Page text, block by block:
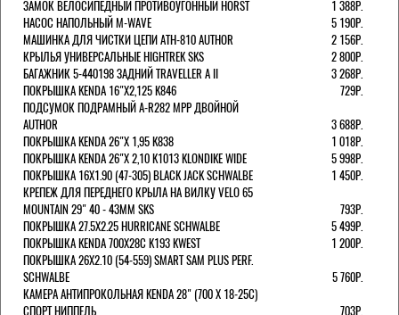
ЗАМОК ВЕЛОСИПЕДНЫЙ ПРОТИВОУГОННЫЙ HORST
1 388Р.
НАСОС НАПОЛЬНЫЙ M-WAVE
5 190Р.
МАШИНКА ДЛЯ ЧИСТКИ ЦЕПИ ATH-810 AUTHOR
2 156Р.
КРЫЛЬЯ УНИВЕРСАЛЬНЫЕ HIGHTREK SKS
2 800Р.
БАГАЖНИК 5-440198 ЗАДНИЙ TRAVELLER A II
3 268Р.
ПОКРЫШКА KENDA 16"Х2,125 K846
729Р.
ПОДСУМОК ПОДРАМНЫЙ A-R282 MPP ДВОЙНОЙ
AUTHOR
3 688Р.
ПОКРЫШКА KENDA 26"Х 1,95 K838
1 018Р.
ПОКРЫШКА KENDA 26"Х 2,10 K1013 KLONDIKE WIDE
5 998Р.
ПОКРЫШКА 16X1.90 (47-305) BLACK JACK SCHWALBE
1 450Р.
КРЕПЕЖ ДЛЯ ПЕРЕДНЕГО КРЫЛА НА ВИЛКУ VELO 65
MOUNTAIN 29" 40 - 43ММ SKS
793Р.
ПОКРЫШКА 27.5X2.25 HURRICANE SCHWALBE
5 499Р.
ПОКРЫШКА KENDA 700Х28С K193 KWEST
1 200Р.
ПОКРЫШКА 26X2.10 (54-559) SMART SAM PLUS PERF.
SCHWALBE
5 760Р.
КАМЕРА АНТИПРОКОЛЬНАЯ KENDA 28" (700 Х 18-25C)
СПОРТ НИППЕЛЬ
703Р.